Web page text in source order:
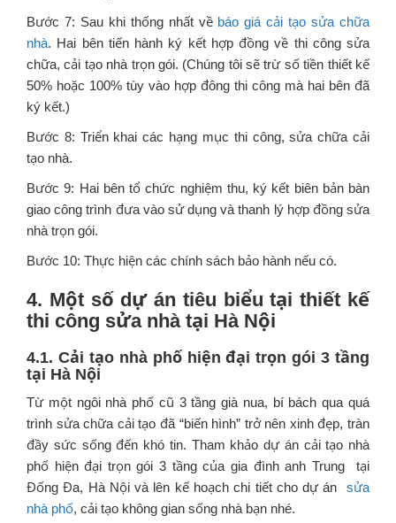
Bước 7: Sau khi thống nhất về báo giá cải tạo sửa chữa
nhà. Hai bên tiến hành ký kết hợp đồng về thi công sửa
chữa, cải tạo nhà trọn gói. (Chúng tôi sẽ trừ số tiền thiết kế
50% hoặc 100% tùy vào hợp đông thi công mà hai bên đã
ký kết.)
Bước 8: Triển khai các hạng mục thi công, sửa chữa cải
tạo nhà.
Bước 9: Hai bên tổ chức nghiệm thu, ký kết biên bản bàn
giao công trình đưa vào sử dụng và thanh lý hợp đồng sửa
nhà trọn gói.
Bước 10: Thực hiện các chính sách bảo hành nếu có.
4. Một số dự án tiêu biểu tại thiết kế
thi công sửa nhàtại Hà Nội
4.1. Cải tạo nhà phố hiện đại trọn gói 3 tầng
tại Hà Nội
Từ một ngôi nhà phố cũ 3 tầng già nua, bí bách qua quá
trình sửa chữa cải tạo đã “biến hình” trở nên xinh đẹp, tràn
đầy sức sống đến khó tin. Tham khảo dự án cải tạo nhà
phố hiện đại trọn gói 3 tầng của gia đình anh Trung tại
Đống Đa, Hà Nội và lên kế hoạch chi tiết cho dự án sửa
nhà phố, cải tạo không gian sống nhà bạn nhé.